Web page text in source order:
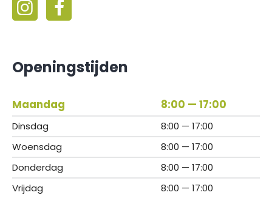
Openingstijden
Maandag 8:00 — 17:00
Dinsdag
8:00 — 17:00
Woensdag
8:00 — 17:00
Donderdag
8:00 — 17:00
Vrijdag
8:00 — 17:00